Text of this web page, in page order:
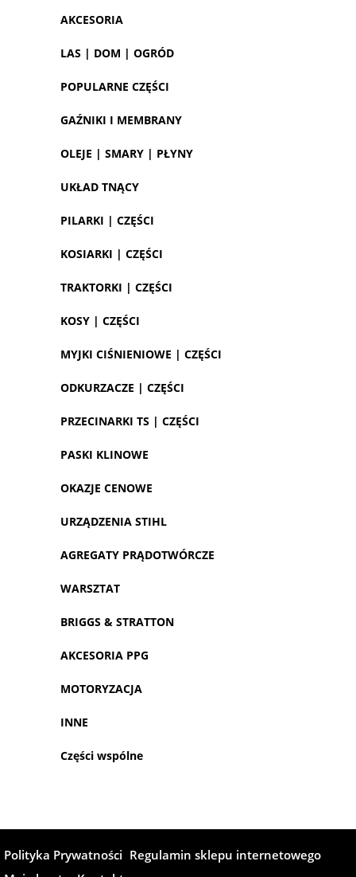
AKCESORIA
LAS | DOM | OGRÓD
POPULARNE CZĘŚCI
GAŹNIKI I MEMBRANY
OLEJE | SMARY | PŁYNY
UKŁAD TNĄCY
PILARKI | CZĘŚCI
KOSIARKI | CZĘŚCI
TRAKTORKI | CZĘŚCI
KOSY | CZĘŚCI
MYJKI CIŚNIENIOWE | CZĘŚCI
ODKURZACZE | CZĘŚCI
PRZECINARKI TS | CZĘŚCI
PASKI KLINOWE
OKAZJE CENOWE
URZĄDZENIA STIHL
AGREGATY PRĄDOTWÓRCZE
WARSZTAT
BRIGGS & STRATTON
AKCESORIA PPG
MOTORYZACJA
INNE
Części wspólne
Polityka Prywatności Regulamin sklepu internetowego